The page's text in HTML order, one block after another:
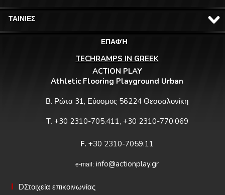
ΤΑΙΝΙΕΣ
ΕΠΑΦΉ
TECHRAMPS IN GREEK
ACTION PLAY
Athletic Flooring Playground Urban
Β. Ρώτα 31, Εύοσμος 56224 Θεσσαλονίκη
T. +30 2310-705.411, +30 2310-770.069
F. +30 2310-7059.11
e-mail: info@actionplay.gr
DΣτοιχεία επικοινωνίας